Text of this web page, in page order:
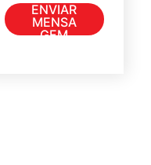
e
n
ENVIAR
MENSA
GEM